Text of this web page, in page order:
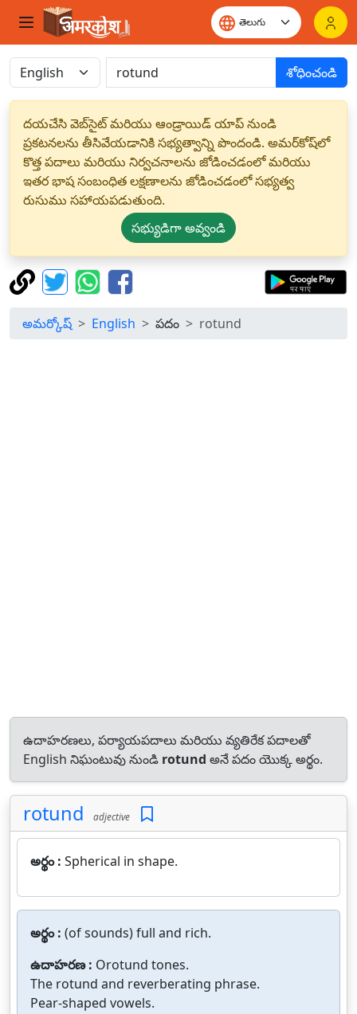
శోధించండి
దయచేసి వెబ్‌సైట్ మరియు ఆండ్రాయిడ్ యాప్ నుండి
ప్రకటనలను తీసివేయడానికి సభ్యత్వాన్ని పొందండి. అమర్‌కోష్‌లో
కొత్త పదాలు మరియు నిర్వచనాలను జోడించడంలో మరియు
ఇతర భాష సంబంధిత లక్షణాలను జోడించడంలో సభ్యత్వ
రుసుము సహాయపడుతుంది.
సభ్యుడిగా అవ్వండి
అమర్కోష్ English పదం rotund
ఉదాహరణలు, పర్యాయపదాలు మరియు వ్యతిరేక పదాలతో
English నిఘంటువు నుండి rotund అనే పదం యొక్క అర్థం.
rotund adjective
అర్థం : Spherical in shape.
అర్థం : (of sounds) full and rich.
ఉదాహరణ : Orotund tones.
The rotund and reverberating phrase.
Pear-shaped vowels.